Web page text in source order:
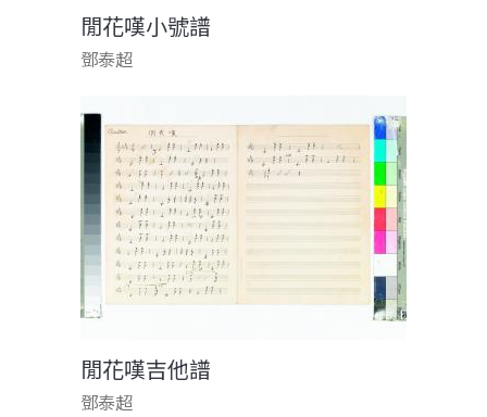
閒花嘆小號譜
鄧泰超
閒花嘆吉他譜
鄧泰超